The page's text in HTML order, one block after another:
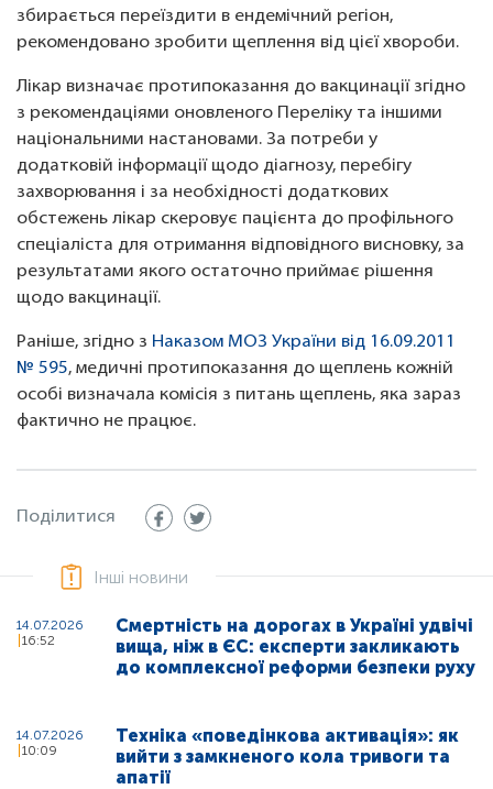
збирається переїздити в ендемічний регіон,
рекомендовано зробити щеплення від цієї хвороби.
Лікар визначає протипоказання до вакцинації згідно
з рекомендаціями оновленого Переліку та іншими
національними настановами. За потреби у
додатковій інформації щодо діагнозу, перебігу
захворювання і за необхідності додаткових
обстежень лікар скеровує пацієнта до профільного
спеціаліста для отримання відповідного висновку, за
результатами якого остаточно приймає рішення
щодо вакцинації.
Раніше, згідно з Наказом МОЗ України від 16.09.2011
№ 595, медичні протипоказання до щеплень кожній
особі визначала комісія з питань щеплень, яка зараз
фактично не працює.
Поділитися
Інші новини
14.07.2026
16:52
Смертність на дорогах в Україні удвічі
вища, ніж в ЄС: експерти закликають
до комплексної реформи безпеки руху
14.07.2026
10:09
Техніка «поведінкова активація»: як
вийти з замкненого кола тривоги та
апатії